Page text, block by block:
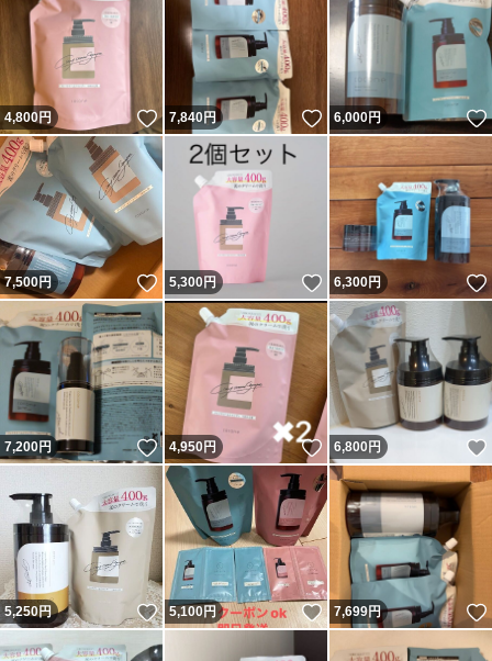
4,800円 いいね！
7,840円 いいね！
6,000円
7,500円 いいね！
5,300円 いいね！
6,300円
7,200円 いいね！
4,950円 いいね！
6,800円
5,250円 いいね！
5,100円 いいね！
7,699円